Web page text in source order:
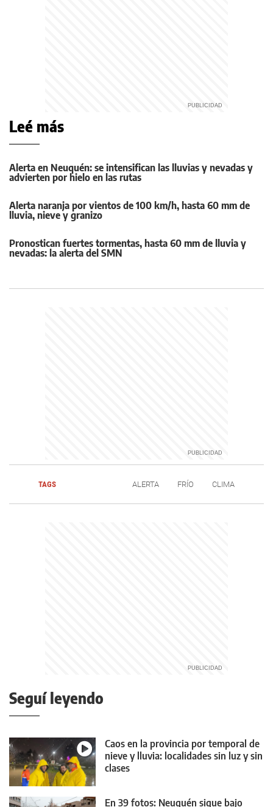
Leé más
Alerta en Neuquén: se intensifican las lluvias y nevadas y
advierten por hielo en las rutas
Alerta naranja por vientos de 100 km/h, hasta 60 mm de
lluvia, nieve y granizo
Pronostican fuertes tormentas, hasta 60 mm de lluvia y
nevadas: la alerta del SMN
TAGS ALERTA FRÍO CLIMA
Seguí leyendo
Caos en la provincia por temporal de
nieve y lluvia: localidades sin luz y sin
clases
En 39 fotos: Neuquén sigue bajo